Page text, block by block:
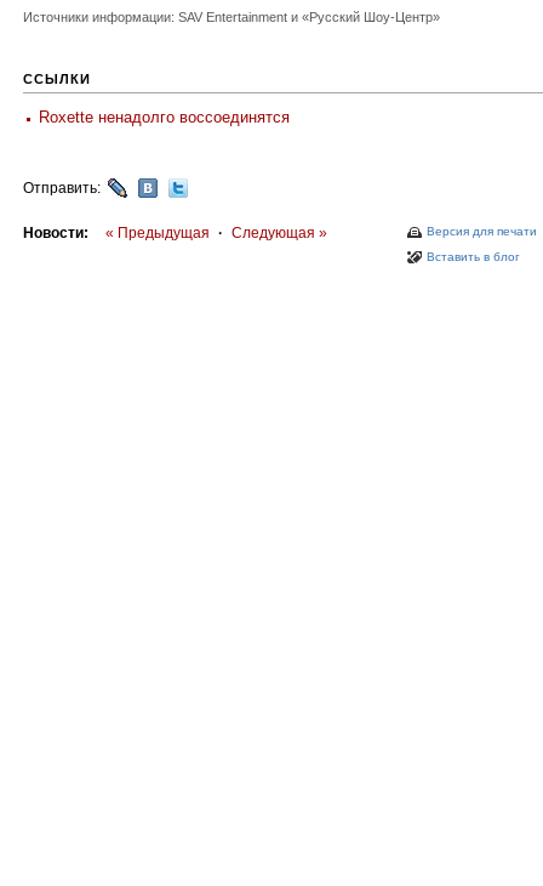
Источники информации: SAV Entertainment и «Русский Шоу-Центр»
ССЫЛКИ
Roxette ненадолго воссоединятся
Отправить:
Версия для печати
Вставить в блог
Новости: « Предыдущая · Следующая »